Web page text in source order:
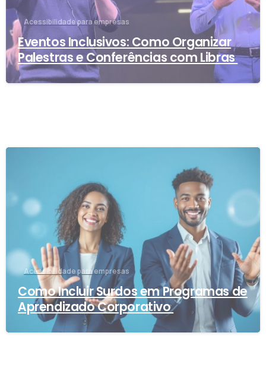
Acessibilidade para empresas
Eventos Inclusivos: Como Organizar
Palestras e Conferências com Libras
Acessibilidade para empresas
Como Incluir Surdos em Programas de
Aprendizado Corporativo